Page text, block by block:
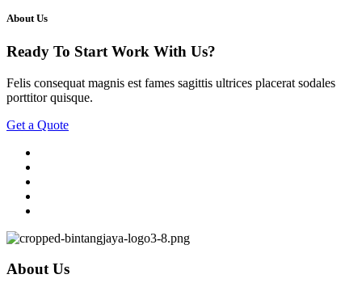
About Us
Ready To Start Work With Us?
Felis consequat magnis est fames sagittis ultrices placerat sodales
porttitor quisque.
Get a Quote
About Us